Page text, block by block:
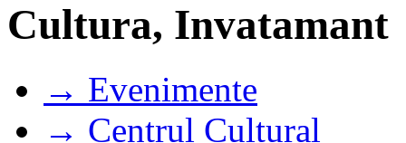
Cultura, Invatamant
→ Evenimente
→ Centrul Cultural